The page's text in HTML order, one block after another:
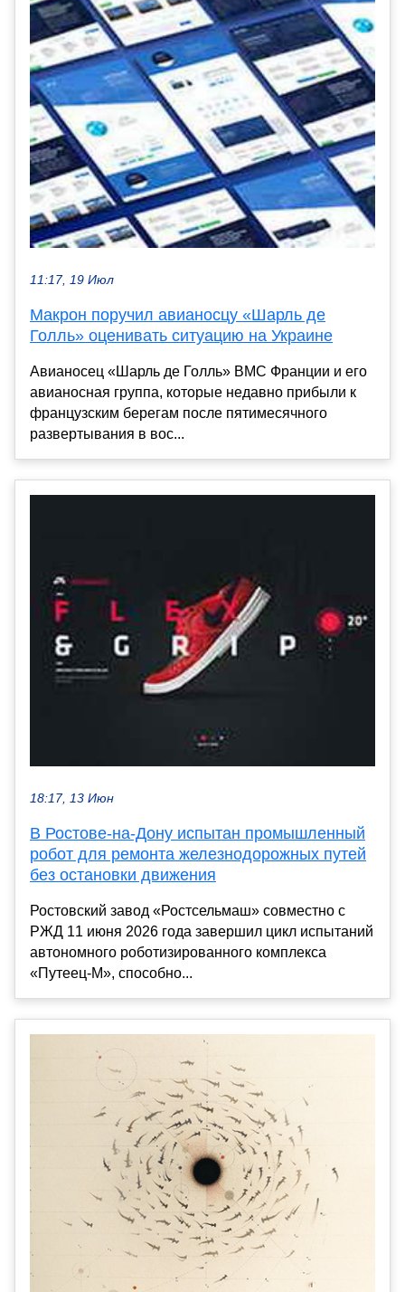
11:17, 19 Июл
Макрон поручил авианосцу «Шарль де
Голль» оценивать ситуацию на Украине
Авианосец «Шарль де Голль» ВМС Франции и его
авианосная группа, которые недавно прибыли к
французским берегам после пятимесячного
развертывания в вос...
18:17, 13 Июн
В Ростове-на-Дону испытан промышленный
робот для ремонта железнодорожных путей
без остановки движения
Ростовский завод «Ростсельмаш» совместно с
РЖД 11 июня 2026 года завершил цикл испытаний
автономного роботизированного комплекса
«Путеец-М», способно...